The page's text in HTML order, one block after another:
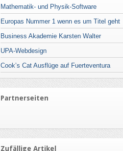
Mathematik- und Physik-Software
Europas Nummer 1 wenn es um Titel geht
Business Akademie Karsten Walter
UPA-Webdesign
Cook’s Cat Ausflüge auf Fuerteventura
Partnerseiten
Zufällige Artikel